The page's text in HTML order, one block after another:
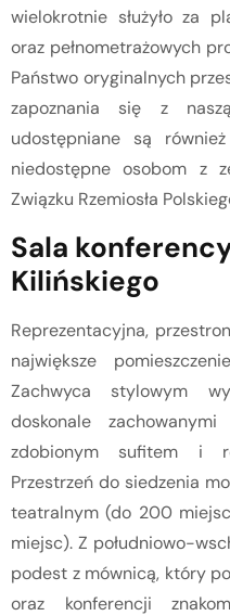
wielokrotnie służyło za
oraz pełnometrażowych
Państwo oryginalnych
zapoznania się z
udostępniane są
niedostępne osobom z
Związku Rzemiosła
Sala
Kilińskiego
Reprezentacyjna,
największe
Zachwyca stylowym
doskonale
zdobionym sufitem i
Przestrzeń do siedzenia
teatralnym (do 200
miejsc). Z południowo-
podest z mównicą, który
oraz konferencji